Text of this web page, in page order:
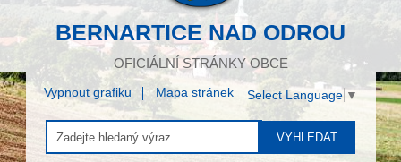
BERNARTICE NAD ODROU
OFICIÁLNÍ STRÁNKY OBCE
Vypnout grafiku Mapa stránek Select Language ▼
VYHLEDAT